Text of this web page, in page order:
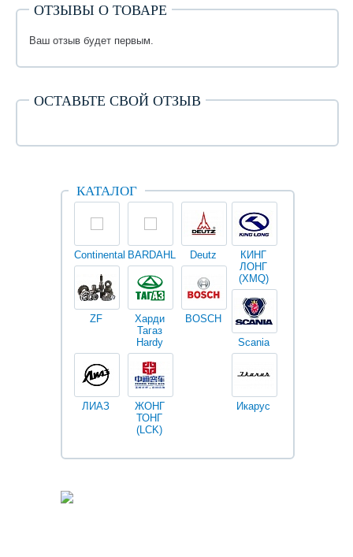
ОТЗЫВЫ О ТОВАРЕ
Ваш отзыв будет первым.
ОСТАВЬТЕ СВОЙ ОТЗЫВ
КАТАЛОГ
Continental BARDAHL Deutz
ZF
Харди
Тагаз
Hardy
BOSCH
ЛИАЗ
ЖОНГ
ТОНГ
(LCK)
КИНГ
ЛОНГ
(XMQ)
Scania
Икарус